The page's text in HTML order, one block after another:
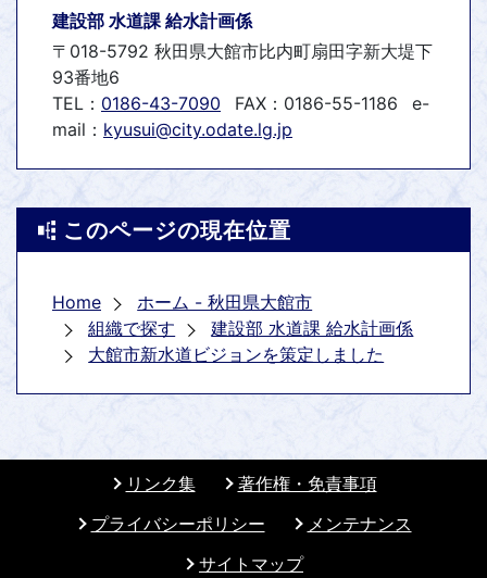
建設部 水道課 給水計画係
〒018-5792 秋田県大館市比内町扇田字新大堤下
93番地6
TEL： 0186-43-7090 FAX：0186-55-1186
e-
mail： kyusui@city.odate.lg.jp
このページの現在位置
Home
ホーム - 秋田県大館市
組織で探す
建設部 水道課 給水計画係
大館市新水道ビジョンを策定しました
リンク集
著作権・免責事項
プライバシーポリシー
メンテナンス
サイトマップ